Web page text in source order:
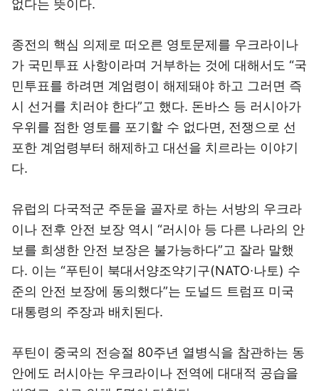
없다는 뜻이다.
종전의 핵심 의제로 떠오른 영토문제를 우크라이나
가 국민투표 사항이라며 거부하는 것에 대해서도 “국
민투표를 하려면 계엄령이 해제돼야 하고 그러면 즉
시 선거를 치러야 한다”고 했다. 돈바스 등 러시아가
우위를 점한 영토를 포기할 수 없다면, 전쟁으로 선
포한 계엄령부터 해제하고 대선을 치르라는 이야기
다.
유럽의 다국적군 주둔을 골자로 하는 서방의 우크라
이나 전후 안전 보장 역시 “러시아 등 다른 나라의 안
보를 희생한 안전 보장은 불가능하다”고 잘라 말했
다. 이는 “푸틴이 북대서양조약기구(NATO∙나토) 수
준의 안전 보장에 동의했다”는 도널드 트럼프 미국
대통령의 주장과 배치된다.
푸틴이 중국의 전승절 80주년 열병식을 참관하는 동
안에도 러시아는 우크라이나 전역에 대대적 공습을